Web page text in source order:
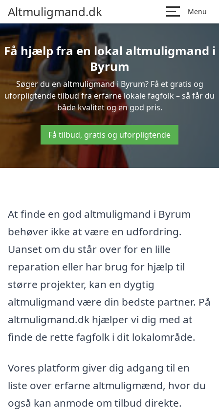
Altmuligmand.dk Menu
Få hjælp fra en lokal altmuligmand i
Byrum
Søger du en altmuligmand i Byrum? Få et gratis og
uforpligtende tilbud fra erfarne lokale fagfolk – så får du
både kvalitet og en god pris.
Få tilbud, gratis og uforpligtende
At finde en god altmuligmand i Byrum
behøver ikke at være en udfordring.
Uanset om du står over for en lille
reparation eller har brug for hjælp til
større projekter, kan en dygtig
altmuligmand være din bedste partner. På
altmuligmand.dk hjælper vi dig med at
finde de rette fagfolk i dit lokalområde.
Vores platform giver dig adgang til en
liste over erfarne altmuligmænd, hvor du
også kan anmode om tilbud direkte.